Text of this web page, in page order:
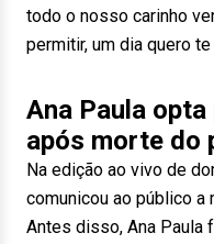
todo o nosso carinho
permitir, um dia quero
Ana Paula
após morte do
Na edição ao vivo de
comunicou ao público a
Antes disso, Ana Paula